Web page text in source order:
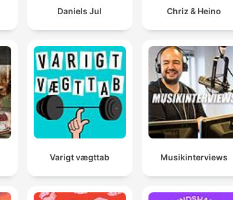
Daniels Jul Chriz & Heino
Varigt vægttab Musikinterviews